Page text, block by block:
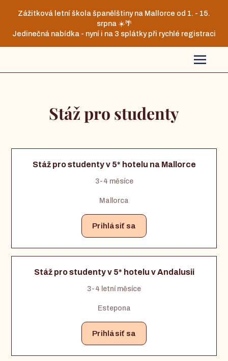
Zážitková letní škola španělštiny na Mallorce od 1. - 15.
srpna ☀️🌴
Jedinečná nabídka - nyní i na 3 splátky při rychlé registraci
Stáž pro studenty
Stáž pro studenty v 5* hotelu na Mallorce
3-4 měsíce
Mallorca
Prihlásiť sa
Stáž pro studenty v 5* hotelu v Andalusii
3-4 letní měsíce
Estepona
Prihlásiť sa